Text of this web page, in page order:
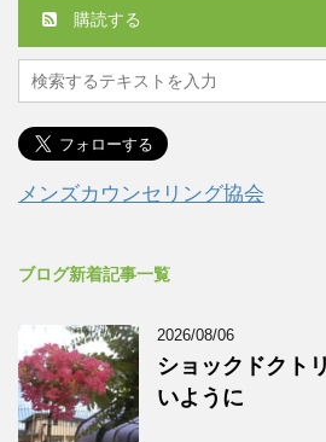
購読する
メンズカウンセリング協会
ブログ新着記事一覧
2026/08/06
ショックドクト
いように